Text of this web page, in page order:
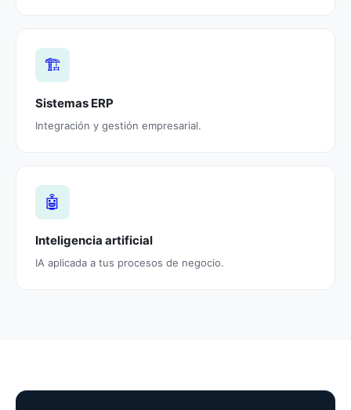
🏗️
Sistemas ERP
Integración y gestión empresarial.
🤖
Inteligencia artificial
IA aplicada a tus procesos de negocio.